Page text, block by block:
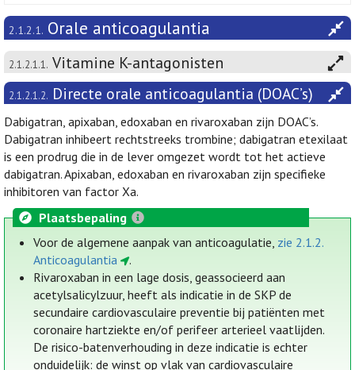
2.1.2.1. Orale anticoagulantia
2.1.2.1.1. Vitamine K-antagonisten
2.1.2.1.2. Directe orale anticoagulantia (DOAC’s)
Dabigatran, apixaban, edoxaban en rivaroxaban zijn DOAC’s.
Dabigatran inhibeert rechtstreeks trombine; dabigatran etexilaat
is een prodrug die in de lever omgezet wordt tot het actieve
dabigatran. Apixaban, edoxaban en rivaroxaban zijn specifieke
inhibitoren van factor Xa.
Plaatsbepaling
Voor de algemene aanpak van anticoagulatie, zie 2.1.2.
Anticoagulantia
.
Rivaroxaban in een lage dosis, geassocieerd aan
acetylsalicylzuur, heeft als indicatie in de SKP de
secundaire cardiovasculaire preventie bij patiënten met
coronaire hartziekte en/of perifeer arterieel vaatlijden.
De risico-batenverhouding in deze indicatie is echter
onduidelijk: de winst op vlak van cardiovasculaire